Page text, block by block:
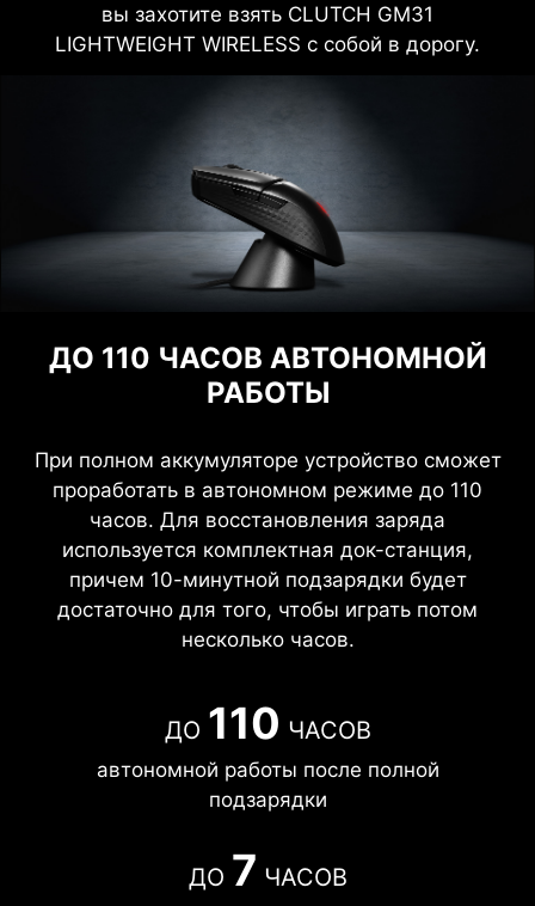
вы захотите взять CLUTCH GM31
LIGHTWEIGHT WIRELESS с собой в дорогу.
ДО 110 ЧАСОВ АВТОНОМНОЙ
РАБОТЫ
При полном аккумуляторе устройство сможет
проработать в автономном режиме до 110
часов. Для восстановления заряда
используется комплектная док-станция,
причем 10-минутной подзарядки будет
достаточно для того, чтобы играть потом
несколько часов.
ДО 110 ЧАСОВ
автономной работы после полной
подзарядки
ДО 7 ЧАСОВ